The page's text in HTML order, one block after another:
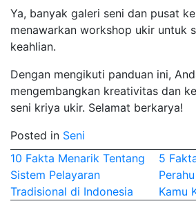
Ya, banyak galeri seni dan pusat
menawarkan workshop ukir untuk
keahlian.
Dengan mengikuti panduan ini,
mengembangkan kreativitas dan
seni kriya ukir. Selamat berkarya!
Posted in Seni
Post
navigation
10 Fakta Menarik Tentang
Sistem Pelayaran
Tradisional di Indonesia
5
Kamu